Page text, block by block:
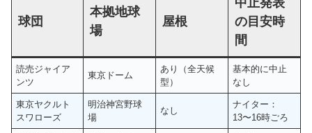
球団
本拠地球
場
屋根
の目安時
間
読売ジャイア
ンツ
東京ドーム
あり（全天候
型）
基本的に中止
なし
東京ヤクルト
スワローズ
明治神宮野球
場
なし
ナイター：
13〜16時ごろ